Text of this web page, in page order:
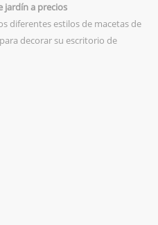
jardín a precios
diferentes estilos de macetas de
decorar su escritorio de